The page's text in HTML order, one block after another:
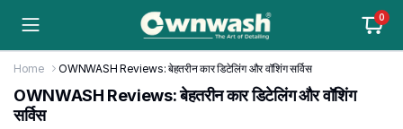
0
Home OWNWASH Reviews: बेहतरीन कार डिटेलिंग और वॉशिंग सर्विस
OWNWASH Reviews: बेहतरीन कार डिटेलिंग और वॉशिंग
सर्विस